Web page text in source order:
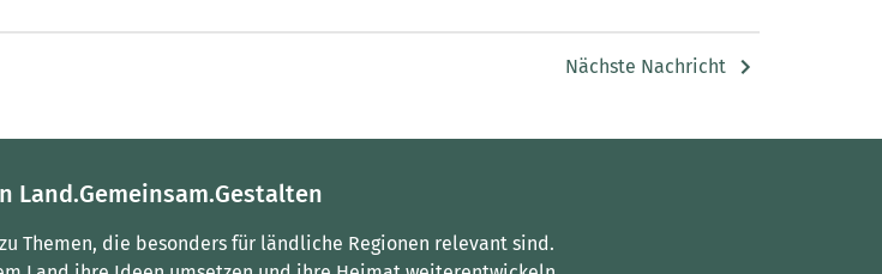
Nächste Nachricht
Land.Gemeinsam.Gestalten
Themen, die besonders für ländliche Regionen relevant sind.